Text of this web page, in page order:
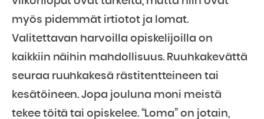
myös pidemmät irtiotot ja lomat.
Valitettavan harvoilla opiskelijoilla on
kaikkiin näihin mahdollisuus. Ruuhkakevättä
seuraa ruuhkakesä rästitentteineen tai
kesätöineen. Jopa jouluna moni meistä
tekee töitä tai opiskelee. “Loma” on jotain,